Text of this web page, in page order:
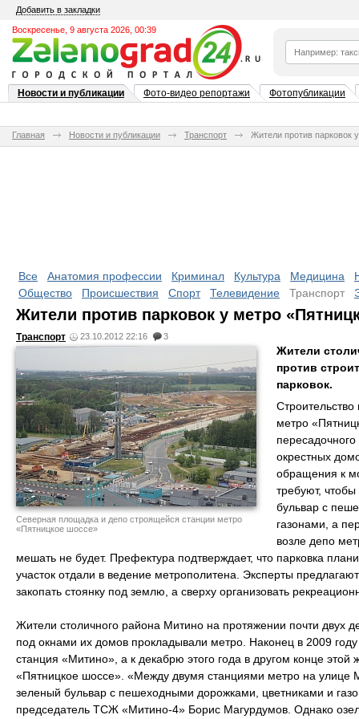
Добавить в закладки
Воскресенье, 9 августа 2026, 00:39
Новости и публикации Фото-видео репортажи Фотопубликации
Главная Новости и публикации Транспорт Жители против парковок
Все Анатомия профессии Криминал Культура Медицина
Общество
Происшествия Спорт Телевидение Транспорт
Жители против парковок у метро
Транспорт 23.10.2012 22:16 3
Северная площадка и депо строящейся станции метро
«Пятницкое шоссе»
Жители
против
парковок.
метро
окрестных
обращения к
требуют,
бульвар с
газонами, а
возле депо
мешать не будет. Префектура подтверждает, что парковка
участок отдали в ведение метрополитена. Эксперты
закопать стоянку под землю, а сверху организовать
Жители столичного района Митино на протяжении почти двух
под окнами их домов прокладывали метро. Наконец в 2009
станция «Митино», а к декабрю этого года в другом конце
«Пятницкое шоссе». «Между двумя станциями метро на улице
зеленый бульвар с пешеходными дорожками, цветниками и
председатель ТСЖ «Митино-4» Борис Магурдумов. Однако